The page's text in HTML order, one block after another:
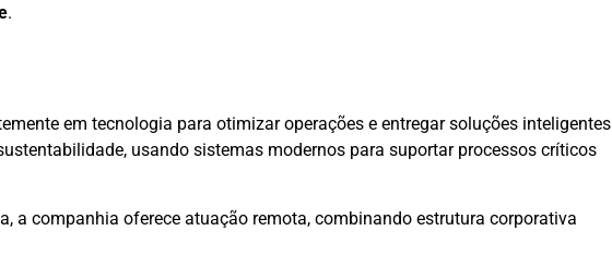
.
em tecnologia para otimizar operações e entregar soluções inteligentes
usando sistemas modernos para suportar processos críticos
a companhia oferece atuação remota, combinando estrutura corporativa